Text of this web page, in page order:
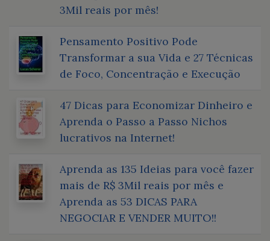
3Mil reais por mês!
Pensamento Positivo Pode
Transformar a sua Vida e 27 Técnicas
de Foco, Concentração e Execução
47 Dicas para Economizar Dinheiro e
Aprenda o Passo a Passo Nichos
lucrativos na Internet!
Aprenda as 135 Ideias para você fazer
mais de R$ 3Mil reais por mês e
Aprenda as 53 DICAS PARA
NEGOCIAR E VENDER MUITO!!